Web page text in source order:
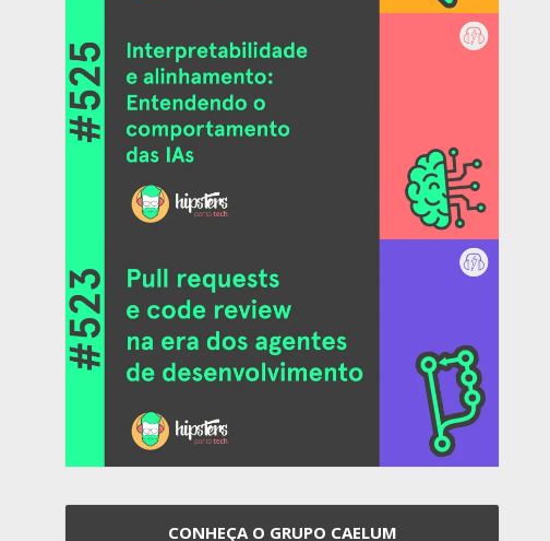
CONHEÇA O GRUPO CAELUM